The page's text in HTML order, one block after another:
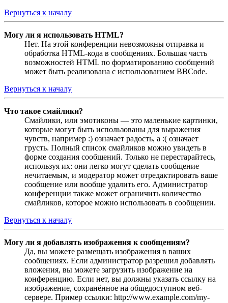
Вернуться к началу
Могу ли я использовать HTML?
Нет. На этой конференции невозможны отправка и
обработка HTML-кода в сообщениях. Большая часть
возможностей HTML по форматированию сообщений
может быть реализована с использованием BBCode.
Вернуться к началу
Что такое смайлики?
Смайлики, или эмотиконы — это маленькие картинки,
которые могут быть использованы для выражения
чувств, например :) означает радость, а :( означает
грусть. Полный список смайликов можно увидеть в
форме создания сообщений. Только не перестарайтесь,
используя их: они легко могут сделать сообщение
нечитаемым, и модератор может отредактировать ваше
сообщение или вообще удалить его. Администратор
конференции также может ограничить количество
смайликов, которое можно использовать в сообщении.
Вернуться к началу
Могу ли я добавлять изображения к сообщениям?
Да, вы можете размещать изображения в ваших
сообщениях. Если администратор разрешил добавлять
вложения, вы можете загрузить изображение на
конференцию. Если нет, вы должны указать ссылку на
изображение, сохранённое на общедоступном веб-
сервере. Пример ссылки: http://www.example.com/my-